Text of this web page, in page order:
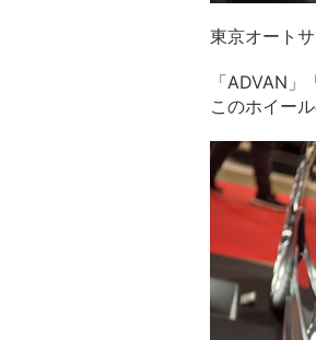
東京オート
「ADVAN
このホイー